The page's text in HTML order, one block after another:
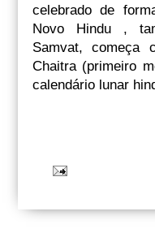
celebrado de
Novo Hindu ,
Samvat, começa
Chaitra (primeiro
calendário lunar